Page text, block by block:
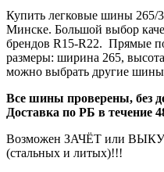
Купить легковые шины 265/
Минске. Большой выбор
брендов R15-R22. Прямые
размеры: ширина 265,
можно выбрать другие шины
Все шины проверены, без
Доставка по РБ в течение
Возможен ЗАЧЁТ или
(стальных и литых)!!!